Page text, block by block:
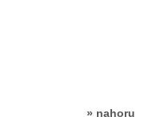
» nahoru